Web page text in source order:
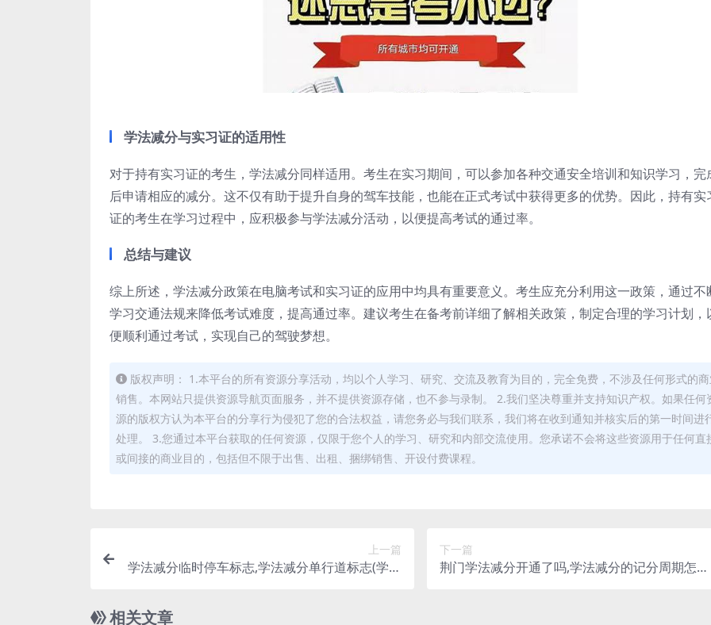
学法减分与实习证的适用性
对于持有实习证的考生，学法减分同样适用。考生在实习期间，可以参加各种交通安全培训和知识学习，完
后申请相应的减分。这不仅有助于提升自身的驾车技能，也能在正式考试中获得更多的优势。因此，持有实
证的考生在学习过程中，应积极参与学法减分活动，以便提高考试的通过率。
总结与建议
综上所述，学法减分政策在电脑考试和实习证的应用中均具有重要意义。考生应充分利用这一政策，通过不
学习交通法规来降低考试难度，提高通过率。建议考生在备考前详细了解相关政策，制定合理的学习计划，
便顺利通过考试，实现自己的驾驶梦想。
版权声明： 1.本平台的所有资源分享活动，均以个人学习、研究、交流及教育为目的，完全免费，不涉及任何形式的
销售。本网站只提供资源导航页面服务，并不提供资源存储，也不参与录制。 2.我们坚决尊重并支持知识产权。如果任何
源的版权方认为本平台的分享行为侵犯了您的合法权益，请您务必与我们联系，我们将在收到通知并核实后的第一时间进
处理。 3.您通过本平台获取的任何资源，仅限于您个人的学习、研究和内部交流使用。您承诺不会将这些资源用于任何直
或间接的商业目的，包括但不限于出售、出租、捆绑销售、开设付费课程。
上一篇
学法减分临时停车标志,学法减分单行道标志(学法
下一篇
荆门学法减分开通了吗,学法减分的记分周期怎么
相关文章